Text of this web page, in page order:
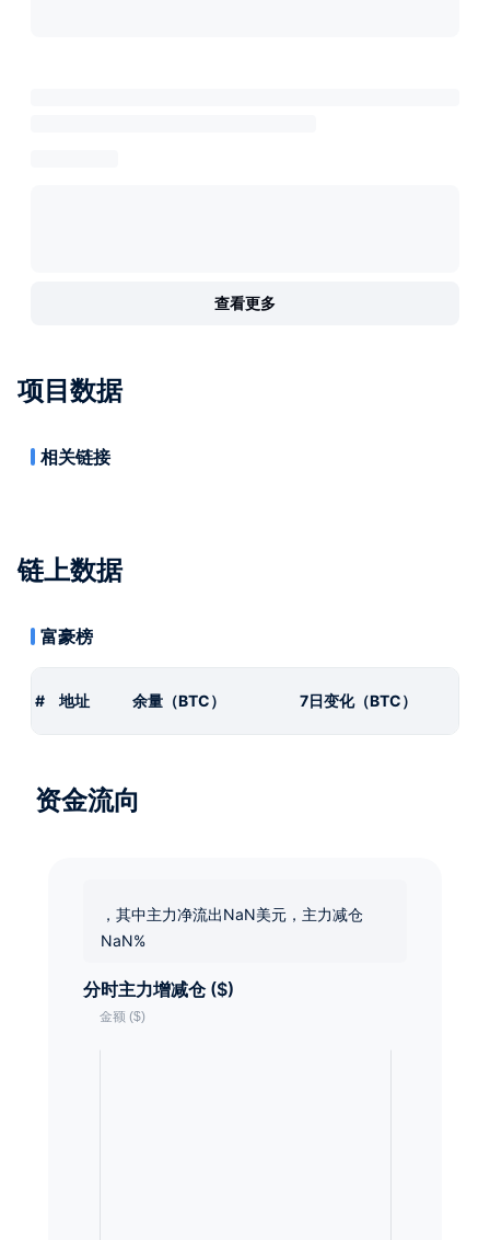
查看更多
项目数据
相关链接
链上数据
富豪榜
# 地址 余量（BTC） 7日变化（BTC）
资金流向
，其中主力净流出NaN美元，主力减仓
NaN%
分时主力增减仓 ($)